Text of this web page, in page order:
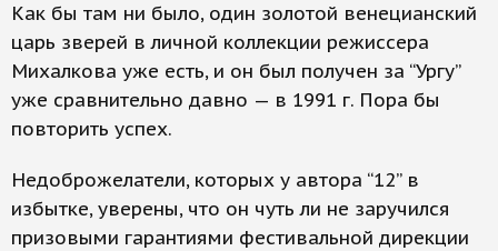
Как бы там ни было, один золотой венецианский
царь зверей в личной коллекции режиссера
Михалкова уже есть, и он был получен за “Ургу”
уже сравнительно давно — в 1991 г. Пора бы
повторить успех.
Недоброжелатели, которых у автора “12” в
избытке, уверены, что он чуть ли не заручился
призовыми гарантиями фестивальной дирекции